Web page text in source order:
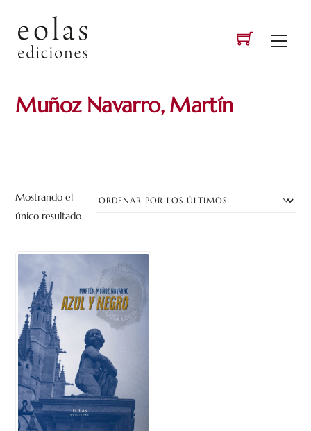
content
Muñoz Navarro, Martín
Mostrando el
único resultado